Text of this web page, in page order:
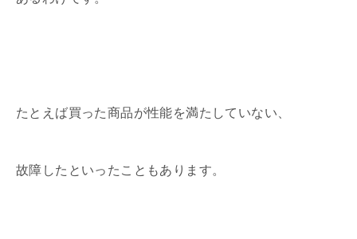
たとえば買った商品が性能を満たしていない、
故障したといったこともあります。